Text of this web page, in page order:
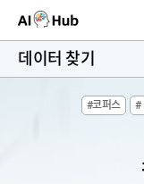
AI-Hub
데이터 찾기
#코퍼스 #